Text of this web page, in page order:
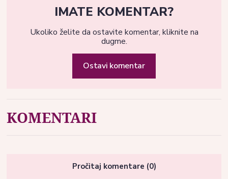
IMATE KOMENTAR?
Ukoliko želite da ostavite komentar, kliknite na
dugme.
Ostavi komentar
KOMENTARI
Pročitaj komentare (0)